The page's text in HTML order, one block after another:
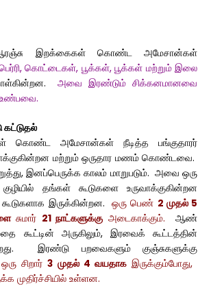
இறக்கைகள் கொண்ட அமேசான்கள்
கொட்டைகள், பூக்கள், பூக்கள் மற்றும் இலை
அவை இரண்டும் சிக்கனமானவை
உண்பவை.
கட்டுதல்
கொண்ட அமேசான்கள் நீடித்த பங்குதாரர்
மற்றும் ஒருதார மணம் கொண்டவை.
இனப்பெருக்க காலம் மாறுபடும். அவை ஒரு
தங்கள் கூடுகளை உருவாக்குகின்றன
இருக்கின்றன.ஒரு பெண் 2 முதல் 5
சுமார் 21 நாட்களுக்கு அடைகாக்கும். ஆண்
கூட்டின் அருகிலும், இரவைக் கூட்டத்தின்
இரண்டு பறவைகளும் குஞ்சுகளுக்கு
ஒரு சிறார்3 முதல் 4 வயதாக இருக்கும்போது, ​​
முதிர்ச்சியில் உள்ளன.